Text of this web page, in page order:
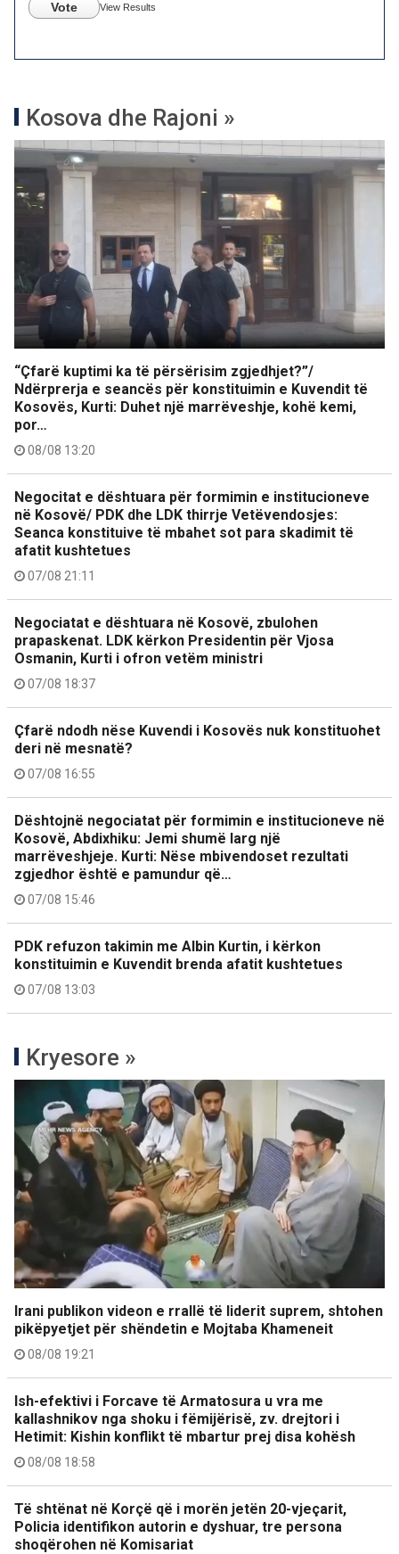
Vote View Results
Kosova dhe Rajoni »
“Çfarë kuptimi ka të përsërisim zgjedhjet?”/
Ndërprerja e seancës për konstituimin e Kuvendit të
Kosovës, Kurti: Duhet një marrëveshje, kohë kemi,
por…
08/08 13:20
Negocitat e dështuara për formimin e institucioneve
në Kosovë/ PDK dhe LDK thirrje Vetëvendosjes:
Seanca konstituive të mbahet sot para skadimit të
afatit kushtetues
07/08 21:11
Negociatat e dështuara në Kosovë, zbulohen
prapaskenat. LDK kërkon Presidentin për Vjosa
Osmanin, Kurti i ofron vetëm ministri
07/08 18:37
Çfarë ndodh nëse Kuvendi i Kosovës nuk konstituohet
deri në mesnatë?
07/08 16:55
Dështojnë negociatat për formimin e institucioneve në
Kosovë, Abdixhiku: Jemi shumë larg një
marrëveshjeje. Kurti: Nëse mbivendoset rezultati
zgjedhor është e pamundur që…
07/08 15:46
PDK refuzon takimin me Albin Kurtin, i kërkon
konstituimin e Kuvendit brenda afatit kushtetues
07/08 13:03
Kryesore »
Irani publikon videon e rrallë të liderit suprem, shtohen
pikëpyetjet për shëndetin e Mojtaba Khameneit
08/08 19:21
Ish-efektivi i Forcave të Armatosura u vra me
kallashnikov nga shoku i fëmijërisë, zv. drejtori i
Hetimit: Kishin konflikt të mbartur prej disa kohësh
08/08 18:58
Të shtënat në Korçë që i morën jetën 20-vjeçarit,
Policia identifikon autorin e dyshuar, tre persona
shoqërohen në Komisariat